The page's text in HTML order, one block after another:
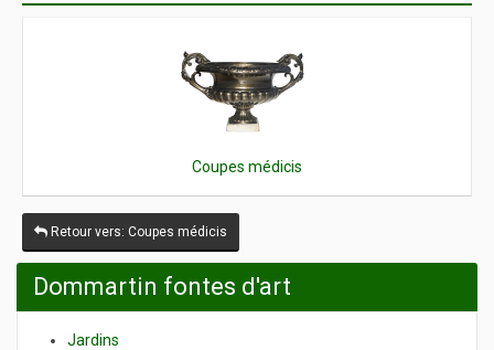
Coupes médicis
Retour vers: Coupes médicis
Dommartin fontes d'art
Jardins